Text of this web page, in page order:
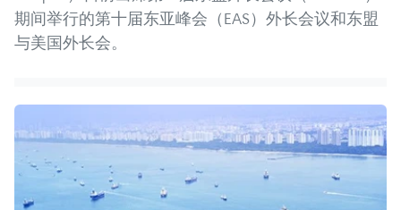
期间举行的第十届东亚峰会（EAS）外长会议和东盟
与美国外长会。